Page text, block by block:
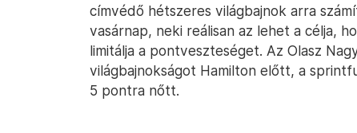
címvédő hétszeres világbajnok arra
vasárnap, neki reálisan az lehet a célja,
limitálja a pontveszteséget. Az Olasz
világbajnokságot Hamilton előtt, a
5 pontra nőtt.